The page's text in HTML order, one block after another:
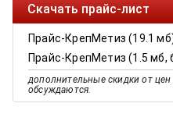
Скачать прайс-лист
Прайс-КрепМетиз (19.1
Прайс-КрепМетиз (1.5 мб,
дополнительные скидки от
обсуждаются.